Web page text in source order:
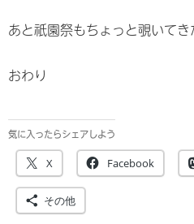
あと祇園祭もちょっと覗いてき
おわり
気に入ったらシェアしよう
X Facebook
その他